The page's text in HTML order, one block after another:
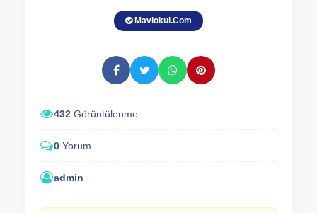
Maviokul.Com
432 Görüntülenme
0 Yorum
admin